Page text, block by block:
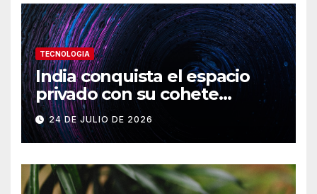
TECNOLOGIA
India conquista el espacio
privado con su cohete
Vikram-1
24 DE JULIO DE 2026